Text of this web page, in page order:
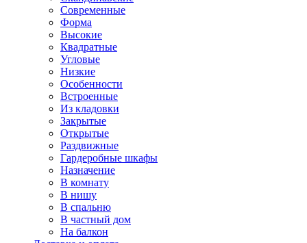
Современные
Форма
Высокие
Квадратные
Угловые
Низкие
Особенности
Встроенные
Из кладовки
Закрытые
Открытые
Раздвижные
Гардеробные шкафы
Назначение
В комнату
В нишу
В спальню
В частный дом
На балкон